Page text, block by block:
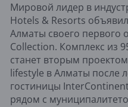
Мировой лидер в
Hotels & Resorts
Алматы своего первого
Collection. Комплекс из
станет вторым
lifestyle в Алматы после
гостиницы
рядом с